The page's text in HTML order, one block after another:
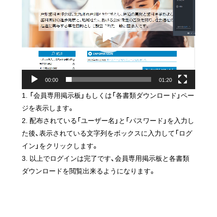
ー
00:00 01:20
「会員専用掲示板」もしくは「各書類ダウンロード」ペー
ジを表示します。
配布されている「ユーザー名」と「パスワード」を入力し
た後、表示されている文字列をボックスに入力して「ログ
イン」をクリックします。
以上でログインは完了です、会員専用掲示板と各書類
ダウンロードを閲覧出来るようになります。